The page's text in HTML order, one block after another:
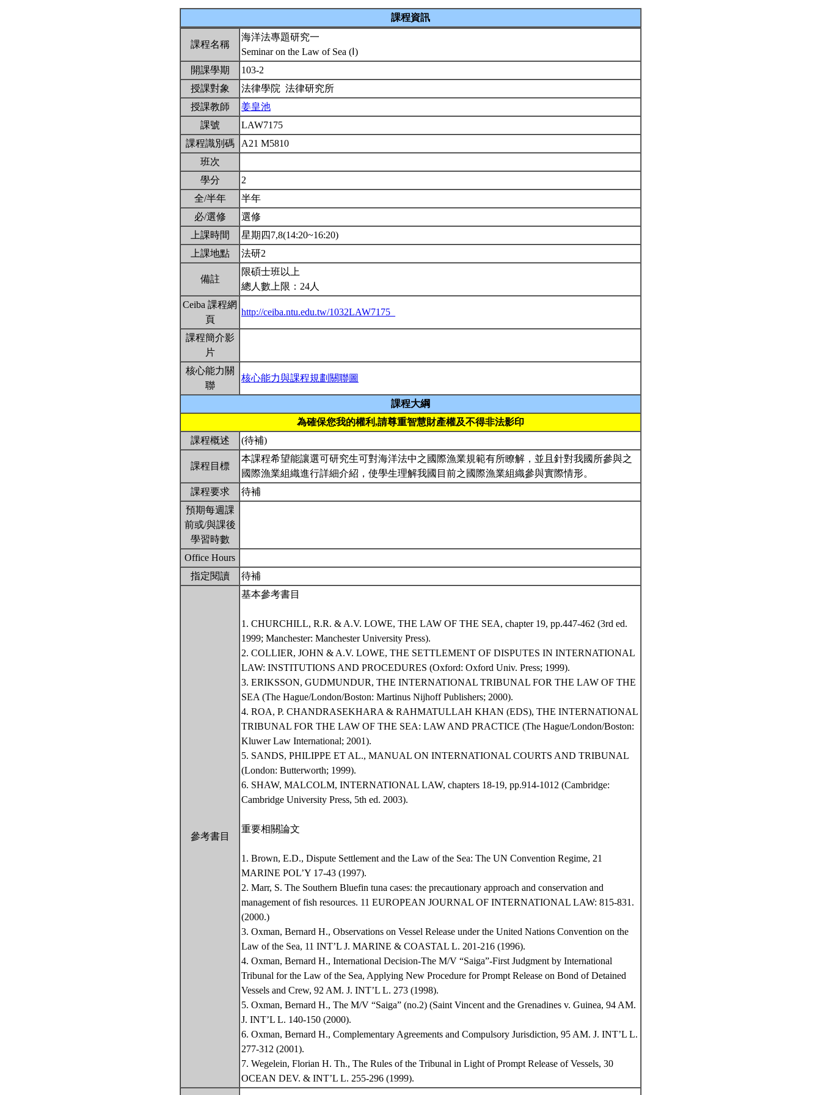
課程資訊
課程名稱
海洋法專題研究一
Seminar on the Law of Sea (Ⅰ)
開課學期
103-2
授課對象
法律學院 法律研究所
授課教師
姜皇池
課號
LAW7175
課程識別碼
A21 M5810
班次
學分
2
全/半年
半年
必/選修
選修
上課時間
星期四7,8(14:20~16:20)
上課地點
法研2
備註
限碩士班以上
總人數上限：24人
Ceiba 課程網
頁
http://ceiba.ntu.edu.tw/1032LAW7175_
課程簡介影
片
核心能力關
聯
核心能力與課程規劃關聯圖
課程大綱
為確保您我的權利,請尊重智慧財產權及不得非法影印
課程概述
(待補)
課程目標
本課程希望能讓選可研究生可對海洋法中之國際漁業規範有所瞭解，並且針對我國所參與之
國際漁業組織進行詳細介紹，使學生理解我國目前之國際漁業組織參與實際情形。
課程要求
待補
預期每週課
前或/與課後
學習時數
Office Hours
指定閱讀
待補
參考書目
基本參考書目
1. CHURCHILL, R.R. & A.V. LOWE, THE LAW OF THE SEA, chapter 19, pp.447-462 (3rd ed.
1999; Manchester: Manchester University Press).
2. COLLIER, JOHN & A.V. LOWE, THE SETTLEMENT OF DISPUTES IN INTERNATIONAL
LAW: INSTITUTIONS AND PROCEDURES (Oxford: Oxford Univ. Press; 1999).
3. ERIKSSON, GUDMUNDUR, THE INTERNATIONAL TRIBUNAL FOR THE LAW OF THE
SEA (The Hague/London/Boston: Martinus Nijhoff Publishers; 2000).
4. ROA, P. CHANDRASEKHARA & RAHMATULLAH KHAN (EDS), THE INTERNATIONAL
TRIBUNAL FOR THE LAW OF THE SEA: LAW AND PRACTICE (The Hague/London/Boston:
Kluwer Law International; 2001).
5. SANDS, PHILIPPE ET AL., MANUAL ON INTERNATIONAL COURTS AND TRIBUNAL
(London: Butterworth; 1999).
6. SHAW, MALCOLM, INTERNATIONAL LAW, chapters 18-19, pp.914-1012 (Cambridge:
Cambridge University Press, 5th ed. 2003).
重要相關論文
1. Brown, E.D., Dispute Settlement and the Law of the Sea: The UN Convention Regime, 21
MARINE POL’Y 17-43 (1997).
2. Marr, S. The Southern Bluefin tuna cases: the precautionary approach and conservation and
management of fish resources. 11 EUROPEAN JOURNAL OF INTERNATIONAL LAW: 815-831.
(2000.)
3. Oxman, Bernard H., Observations on Vessel Release under the United Nations Convention on the
Law of the Sea, 11 INT’L J. MARINE & COASTAL L. 201-216 (1996).
4. Oxman, Bernard H., International Decision-The M/V “Saiga”-First Judgment by International
Tribunal for the Law of the Sea, Applying New Procedure for Prompt Release on Bond of Detained
Vessels and Crew, 92 AM. J. INT’L L. 273 (1998).
5. Oxman, Bernard H., The M/V “Saiga” (no.2) (Saint Vincent and the Grenadines v. Guinea, 94 AM.
J. INT’L L. 140-150 (2000).
6. Oxman, Bernard H., Complementary Agreements and Compulsory Jurisdiction, 95 AM. J. INT’L L.
277-312 (2001).
7. Wegelein, Florian H. Th., The Rules of the Tribunal in Light of Prompt Release of Vessels, 30
OCEAN DEV. & INT’L L. 255-296 (1999).